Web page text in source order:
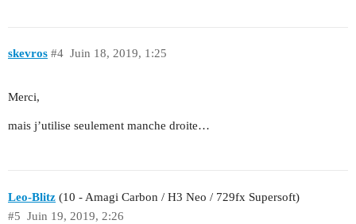
skevros Juin 18, 2019, 1:25
#4
Merci,
mais j’utilise seulement manche droite…
Leo-Blitz (10 - Amagi Carbon / H3 Neo / 729fx Supersoft)
Juin 19, 2019, 2:26
#5